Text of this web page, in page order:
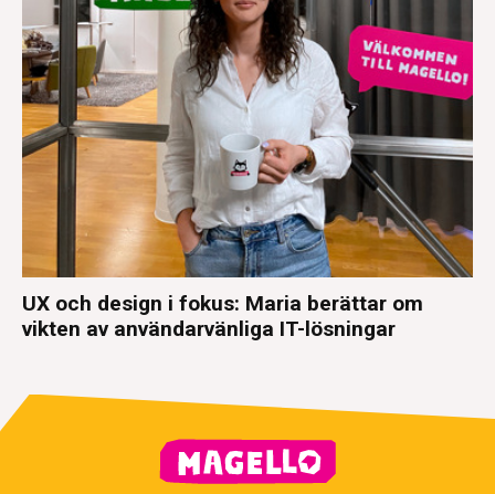
UX och design i fokus: Maria berättar om
vikten av användarvänliga IT-lösningar